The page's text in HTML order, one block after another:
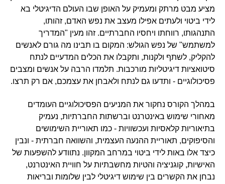
מציע מבט מרתק ומעמיק על האופן שבו העולם הדיגיטלי בא
לידי ביטוי ולעתים אפילו מעצב את נפש האדם, זהותו,
התנהגותו, רווחתו ויחסיו החברתיים. זהו מעין "המדריך
למשתמש" של נפש הגולש: המקום בו תבינו מה גורם לאנשים
להקליק, לשתף ולקנות, ותקבלו את הכלים המדעיים לנתח
סיטואציות דיגיטליות מורכבות. תלמדו הרבה על אנשים ומצבים
פסיכולוגיים - ותדעו גם לנתח ולאבחן את עצמכם, אם רק תרצו.
במהלך הקורס נחקור את המניעים הפסיכולוגיים העומדים
מאחורי שימוש באינטרנט וברשתות החברתיות, נעמיק
בתיאוריות קלאסיות ועכשוויות - כמו תאוריית השימושים
והסיפוקים, תאוריית ההנעה העצמית, והשוואה חברתית - ונבין
כיצד אלו באות לידי ביטוי במרחב המקוון. נתוודע להשפעות של
האישיות, קוגניציה והטיות מחשבתיות על חוויית האינטרנט,
נבחן את הקשרים בין שימוש דיגיטלי לבין שלומות ובריאות